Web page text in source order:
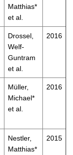
Matthias*
et al.
Drossel,
Welf-
Guntram
et al.
2016
Müller,
Michael*
et al.
2016
Nestler,
Matthias*
2015